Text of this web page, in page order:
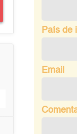
País de
Email